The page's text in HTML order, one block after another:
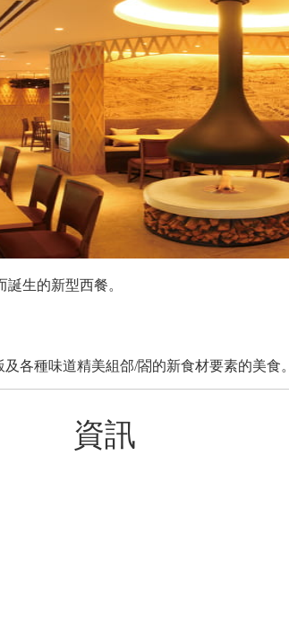
生的新型西餐。
各種味道精美組郃/閤的新食材要素的美食。
資訊